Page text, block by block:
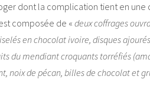
dont la complication tient en une
composée de « deux coffrages
en chocolat ivoire, disques
du mendiant croquants torréfiés
noix de pécan, billes de chocolat et